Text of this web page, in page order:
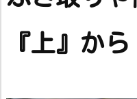
『上』から